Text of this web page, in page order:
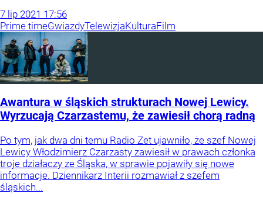
7 lip 2021 17:56
Prime timeGwiazdyTelewizjaKulturaFilm
Awantura w śląskich strukturach Nowej Lewicy.
Wyrzucają Czarzastemu, że zawiesił chorą radną
Po tym, jak dwa dni temu Radio Zet ujawniło, że szef Nowej
Lewicy Włodzimierz Czarzasty zawiesił w prawach członka
troje działaczy ze Śląska, w sprawie pojawiły się nowe
informacje. Dziennikarz Interii rozmawiał z szefem
śląskich...